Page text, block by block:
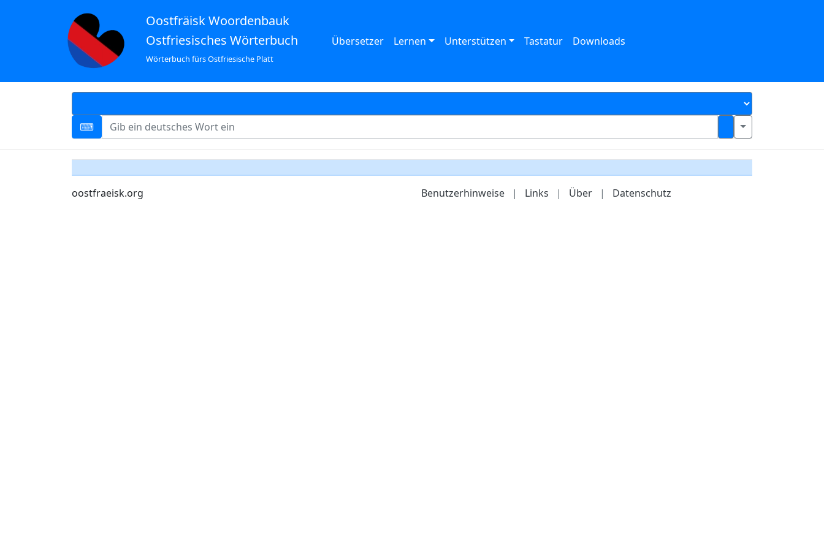
Oostfräisk Woordenbauk
Ostfriesisches Wörterbuch
Wörterbuch fürs Ostfriesische Platt
Übersetzer Lernen Unterstützen Tastatur Downloads
oostfraeisk.org Benutzerhinweise | Links | Über | Datenschutz